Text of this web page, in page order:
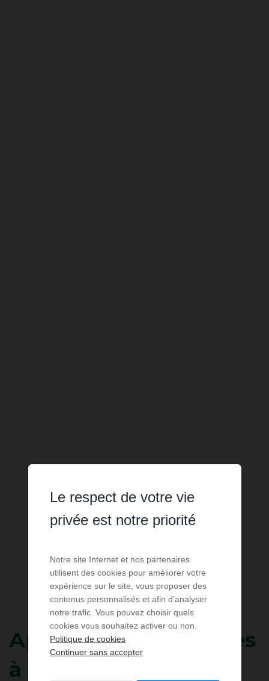
Appartement
2 pièces
à louer pour les
Le respect de votre vie
privée est notre priorité
Notre site Internet et nos partenaires
utilisent des cookies pour améliorer votre
expérience sur le site, vous proposer des
contenus personnalisés et afin d’analyser
notre trafic. Vous pouvez choisir quels
cookies vous souhaitez activer ou non.
Politique de cookies
Continuer sans accepter